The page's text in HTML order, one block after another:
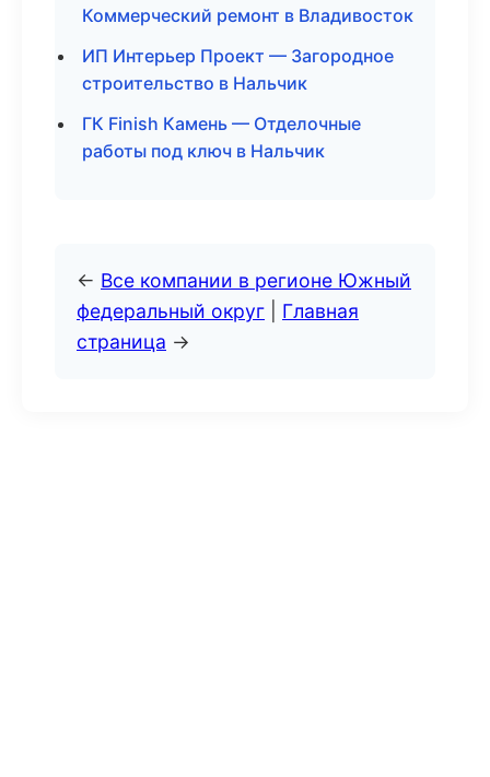
Коммерческий ремонт в Владивосток
ИП Интерьер Проект — Загородное
строительство в Нальчик
ГК Finish Камень — Отделочные
работы под ключ в Нальчик
← Все компании в регионе Южный
федеральный округ
Главная
страница →